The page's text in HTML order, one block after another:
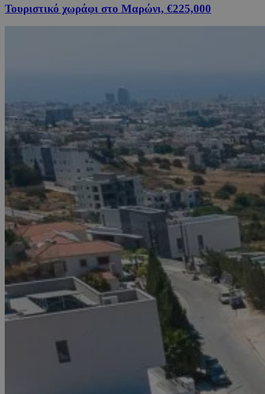
Τουριστικό χωράφι στο Μαρώνι, €225,000